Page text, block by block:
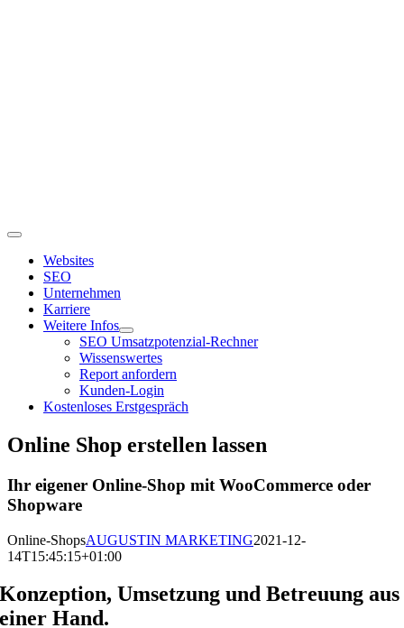
Toggle
NavigationWebsites
SEO
Unternehmen
Karriere
Weitere Infos
SEO Umsatzpotenzial-Rechner
Wissenswertes
Report anfordern
Kunden-Login
Kostenloses Erstgespräch
Online Shop erstellen lassen
Ihr eigener Online-Shop mit WooCommerce oder
Shopware
Online-ShopsAUGUSTIN MARKETING2021-12-
14T15:45:15+01:00
Konzeption, Umsetzung und Betreuung aus
einer Hand.